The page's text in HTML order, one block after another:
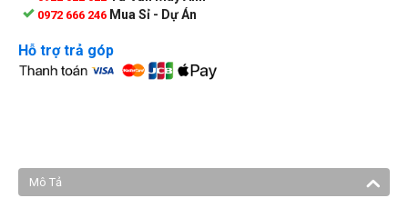
0972 666 246 Mua Sỉ - Dự Án
Hỗ trợ trả góp
Mô Tả